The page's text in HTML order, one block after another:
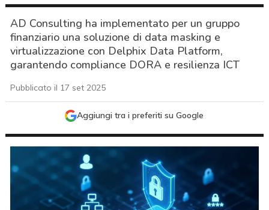
AD Consulting ha implementato per un gruppo
finanziario una soluzione di data masking e
virtualizzazione con Delphix Data Platform,
garantendo compliance DORA e resilienza ICT
Pubblicato il 17 set 2025
Aggiungi tra i preferiti su Google